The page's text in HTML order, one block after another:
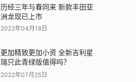
历经三年与春同来 新款丰田亚
洲龙现已上市
2022年04月18日
更加精致更加小资 全新吉利星
瑞只此青绿版值得吗？
2022年07月25日